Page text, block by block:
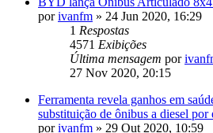
porivanfm » 24 Jun 2020, 16:29
1 Respostas
4571 Exibições
Última mensagem por
27 Nov 2020, 20:15
Ferramenta revela ganhos em
substituição de ônibus a diesel por
porivanfm » 29 Out 2020, 10:59